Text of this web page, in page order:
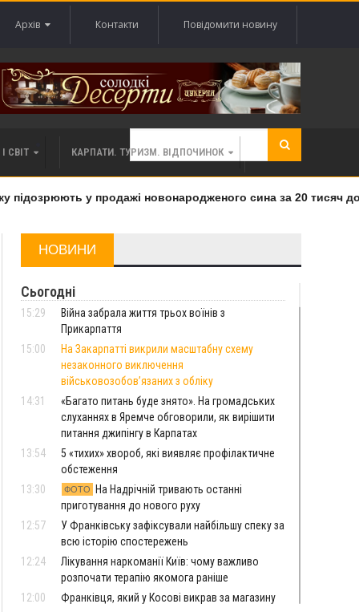
Архів Контакти Повідомити новину
СВІТ КАРПАТИ. ТУРИЗМ. ВІДПОЧИНОК
у продажі новонародженого сина за 20 тисяч
НОВИНИ
Сьогодні
15:29
Війна забрала життя трьох воїнів з
Прикарпаття
15:00
На Закарпатті викрили масштабну схему
незаконного виключення
військовозобов’язаних з обліку
14:31
«Багато питань буде знято». На громадських
слуханнях в Яремче обговорили, як вирішити
питання джипінгу в Карпатах
13:54
5 «тихих» хвороб, які виявляє профілактичне
обстеження
13:30
ФОТО
На Надрічній тривають останні
приготування до нового руху
12:57
У Франківську зафіксували найбільшу спеку за
всю історію спостережень
12:24
Лікування наркоманії Київ: чому важливо
розпочати терапію якомога раніше
12:00
Франківця, який у Косові викрав за магазину